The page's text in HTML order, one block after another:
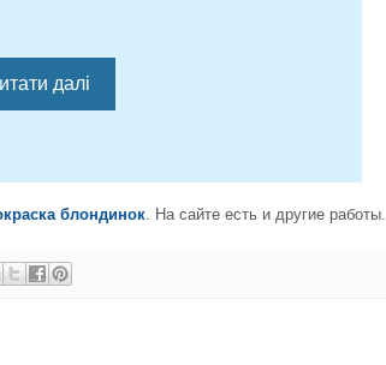
далі
блондинок. На сайте есть и другие работы.